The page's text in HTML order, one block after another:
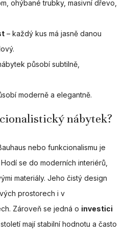
ohýbané trubky, masivní dřevo,
– každý kus má jasně danou
působí subtilně,
moderně a elegantně.
nábytek?
nebo funkcionalismu je
se do moderních interiérů,
materiály. Jeho čistý design
prostorech i v
Zároveň se jedná o investici
mají stabilní hodnotu a často